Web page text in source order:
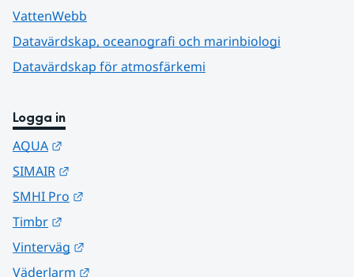
VattenWebb
Datavärdskap, oceanografi och marinbiologi
Datavärdskap för atmosfärkemi
Logga in
AQUA
SIMAIR
SMHI Pro
Timbr
Vinterväg
Väderlarm